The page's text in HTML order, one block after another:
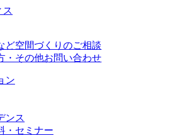
ス
ど空間づくりのご相談
・その他お問い合わせ
ン
ンス
・セミナー